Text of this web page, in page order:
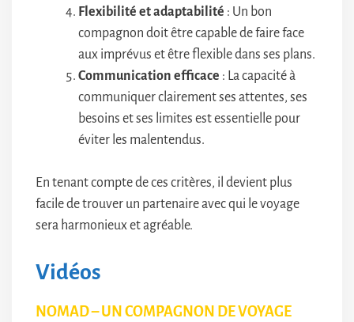
Flexibilité et adaptabilité : Un bon
compagnon doit être capable de faire face
aux imprévus et être flexible dans ses plans.
Communication efficace : La capacité à
communiquer clairement ses attentes, ses
besoins et ses limites est essentielle pour
éviter les malentendus.
En tenant compte de ces critères, il devient plus
facile de trouver un partenaire avec qui le voyage
sera harmonieux et agréable.
Vidéos
NOMAD – UN COMPAGNON DE VOYAGE